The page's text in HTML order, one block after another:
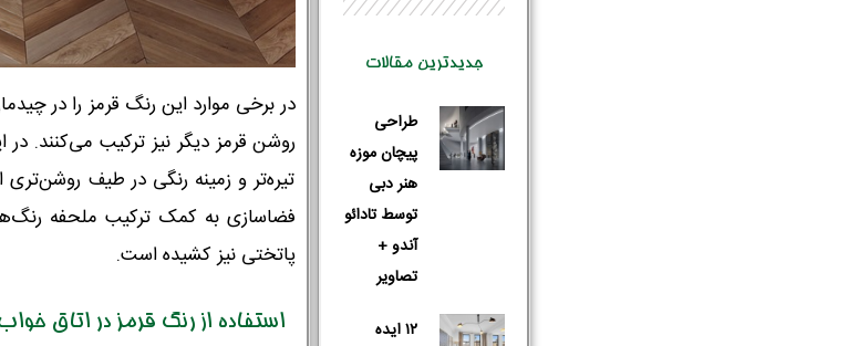
در برخی موارد این رنگ قرمز را در
روشن قرمز دیگر نیز ترکیب می‌کنند.
تیره‌تر و زمینه رنگی در طیف
فضاسازی به کمک ترکیب ملحفه
پاتختی نیز کشیده است.
استفاده از رنگ قرمز در اتاق
جدیدترین مقالات
طراحی
پیچان موزه
هنر دبی
توسط تادائو
آندو +
تصاویر
۱۲ ایده